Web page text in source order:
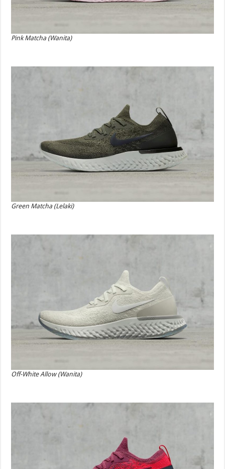
Pink Matcha (Wanita)
Green Matcha (Lelaki)
Off-White Allow (Wanita)